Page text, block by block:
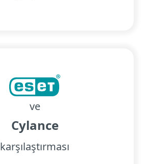
ve
Cylance
karşılaştırması